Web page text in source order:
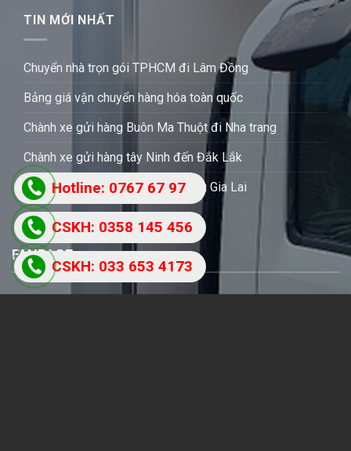
TIN MỚI NHẤT
Chuyển nhà trọn gói TPHCM đi Lâm Đồng
Bảng giá vận chuyển hàng hóa toàn quốc
Chành xe gửi hàng Buôn Ma Thuột đi Nha trang
Chành xe gửi hàng tây Ninh đến Đắk Lắk
Chuyển hàng từ An Nhơn đi Pleiku Gia Lai
FANPAGE
Hotline: 0767 67 97
87
CSKH: 033 653 4173
CSKH: 0358 145 456